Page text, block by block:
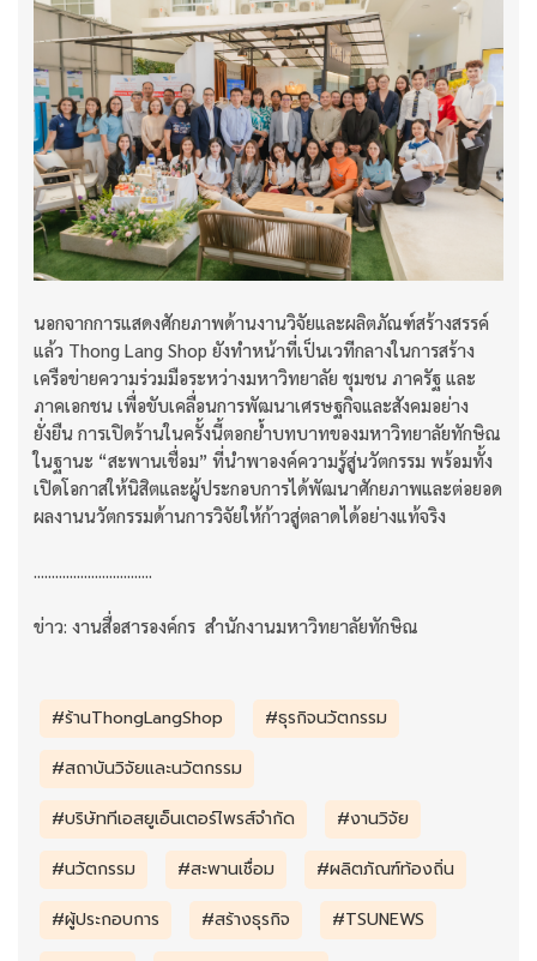
นอกจากการแสดงศักยภาพด้านงานวิจัยและผลิตภัณฑ์สร้างสรรค์
แล้ว Thong Lang Shop ยังทำหน้าที่เป็นเวทีกลางในการสร้าง
เครือข่ายความร่วมมือระหว่างมหาวิทยาลัย ชุมชน ภาครัฐ และ
ภาคเอกชน เพื่อขับเคลื่อนการพัฒนาเศรษฐกิจและสังคมอย่าง
ยั่งยืน การเปิดร้านในครั้งนี้ตอกย้ำบทบาทของมหาวิทยาลัยทักษิณ
ในฐานะ “สะพานเชื่อม” ที่นำพาองค์ความรู้สู่นวัตกรรม พร้อมทั้ง
เปิดโอกาสให้นิสิตและผู้ประกอบการได้พัฒนาศักยภาพและต่อยอด
ผลงานนวัตกรรมด้านการวิจัยให้ก้าวสู่ตลาดได้อย่างแท้จริง
ข่าว: งานสื่อสารองค์กร สำนักงานมหาวิทยาลัยทักษิณ
#ร้านThongLangShop
#ธุรกิจนวัตกรรม
#สถาบันวิจัยและนวัตกรรม
#บริษัททีเอสยูเอ็นเตอร์ไพรส์จำกัด
#งานวิจัย
#นวัตกรรม
#สะพานเชื่อม
#ผลิตภัณฑ์ท้องถิ่น
#ผู้ประกอบการ
#สร้างธุรกิจ
#TSUNEWS